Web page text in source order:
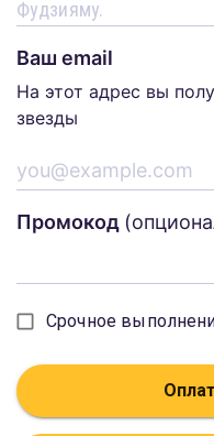
Ваш email
На этот адрес вы
звезды
Промокод
Срочное